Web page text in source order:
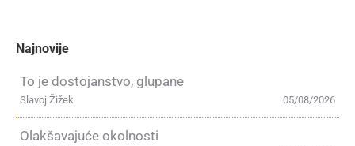
Najnovije
To je dostojanstvo, glupane
05/08/2026
Slavoj Žižek
Olakšavajuće okolnosti